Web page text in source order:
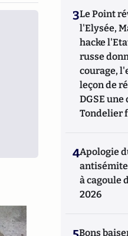
3Le Point
l'Elysée,
hacke
russe
courage,
leçon de
DGSE
Tondelier
4Apologie
antisémite
à cagoule
2026
Bons